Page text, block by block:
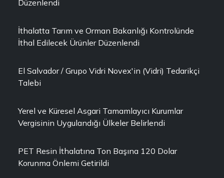
Düzenlendi
İthalatta Tarım ve Orman Bakanlığı Kontrolünde
İthal Edilecek Ürünler Düzenlendi
El Salvador / Grupo Vidri Novex'in (Vidri) Tedarikçi
Talebi
Yerel ve Küresel Asgari Tamamlayıcı Kurumlar
Vergisinin Uygulandığı Ülkeler Belirlendi
PET Resin İthalatına Ton Başına 120 Dolar
Korunma Önlemi Getirildi